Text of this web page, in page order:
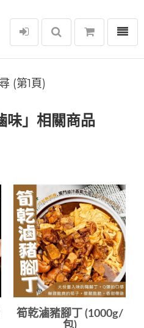
選單
(第1頁)
味」相關商品
筍乾滷豬腳丁 (1000g/
包)